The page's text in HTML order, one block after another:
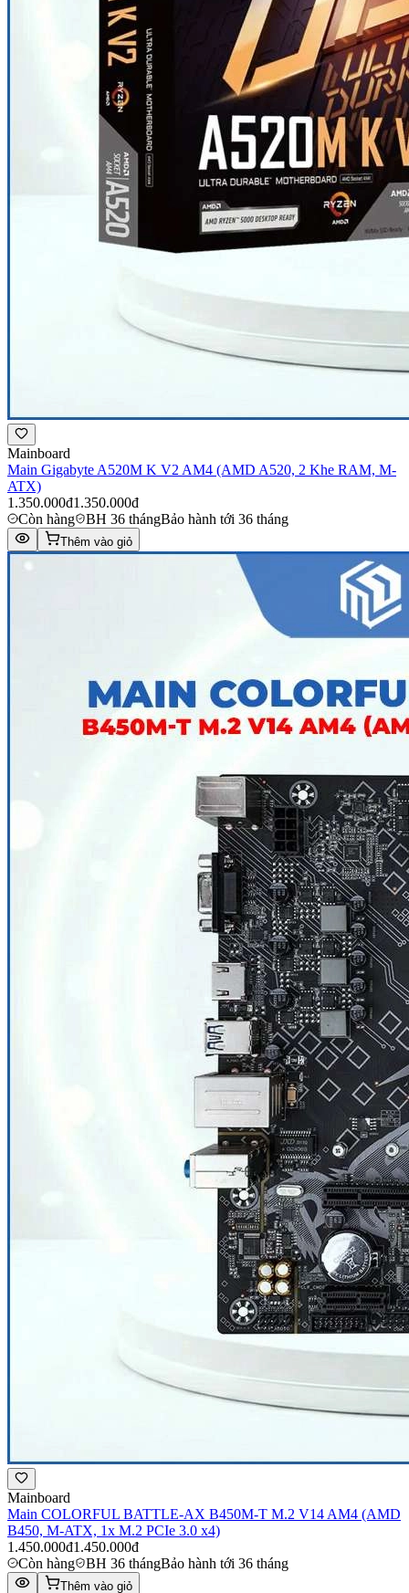
Mainboard
Main Gigabyte A520M K V2 AM4 (AMD A520, 2 Khe RAM, M-
ATX)
1.350.000đ1.350.000đ
Còn hàng
BH 36 thángBảo hành tới 36 tháng
Thêm vào giỏ
Mainboard
Main COLORFUL BATTLE-AX B450M-T M.2 V14 AM4 (AMD
B450, M-ATX, 1x M.2 PCIe 3.0 x4)
1.450.000đ1.450.000đ
Còn hàng
BH 36 thángBảo hành tới 36 tháng
Thêm vào giỏ